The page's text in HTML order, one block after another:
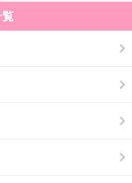
覧